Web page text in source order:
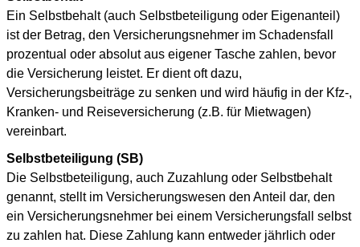
Ein Selbstbehalt (auch Selbstbeteiligung oder Eigenanteil)
ist der Betrag, den Versicherungsnehmer im Schadensfall
prozentual oder absolut aus eigener Tasche zahlen, bevor
die Versicherung leistet. Er dient oft dazu,
Versicherungsbeiträge zu senken und wird häufig in der Kfz-,
Kranken- und Reiseversicherung (z.B. für Mietwagen)
vereinbart.
Selbstbeteiligung (SB)
Die Selbstbeteiligung, auch Zuzahlung oder Selbstbehalt
genannt, stellt im Versicherungswesen den Anteil dar, den
ein Versicherungsnehmer bei einem Versicherungsfall selbst
zu zahlen hat. Diese Zahlung kann entweder jährlich oder